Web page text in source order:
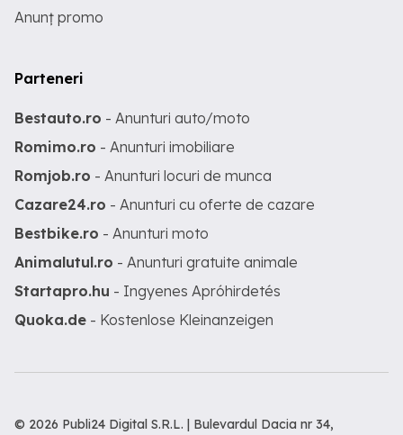
Anunț promo
Parteneri
Bestauto.ro - Anunturi auto/moto
Romimo.ro - Anunturi imobiliare
Romjob.ro - Anunturi locuri de munca
Cazare24.ro - Anunturi cu oferte de cazare
Bestbike.ro - Anunturi moto
Animalutul.ro - Anunturi gratuite animale
Startapro.hu - Ingyenes Apróhirdetés
Quoka.de - Kostenlose Kleinanzeigen
© 2026 Publi24 Digital S.R.L. | Bulevardul Dacia nr 34,